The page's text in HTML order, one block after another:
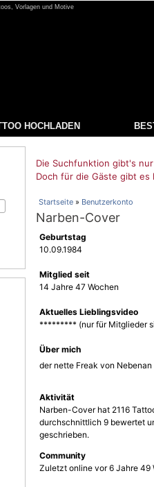
Vorlagen und Motive
HOCHLADEN
Die Suchfunktion gibt's
Doch für die Gäste gibt es
Startseite » Benutzerkonto
Narben-Cover
Geburtstag
10.09.1984
Mitglied seit
14 Jahre 47 Wochen
Aktuelles Lieblingsvideo
********* (nur für Mitglieder
Über mich
der nette Freak von Nebenan
Aktivität
Narben-Cover hat 2116
durchschnittlich 9 bewertet
geschrieben.
Community
Zuletzt online vor 6 Jahre 49